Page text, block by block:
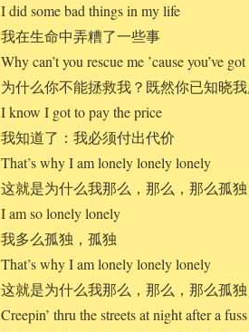
I did some bad things in my life
我在生命中弄糟了一些事
Why can’t you rescue me ’cause you’ve
为什么你不能拯救我？既然你已知晓
I know I got to pay the price
我知道了：我必须付出代价
That’s why I am lonely lonely lonely
这就是为什么我那么，那么，那么孤独
I am so lonely lonely
我多么孤独，孤独
That’s why I am lonely lonely lonely
这就是为什么我那么，那么，那么孤独
Creepin’ thru the streets at night after a